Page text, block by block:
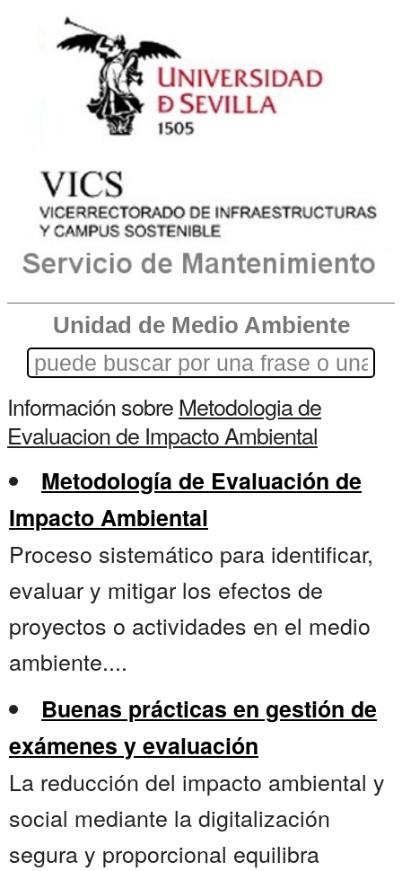
Unidad de Medio Ambiente
Información sobreMetodologia de
Evaluacion de Impacto Ambiental
Metodología de Evaluación de
Impacto Ambiental
Proceso sistemático para identificar,
evaluar y mitigar los efectos de
proyectos o actividades en el medio
ambiente....
Buenas prácticas en gestión de
exámenes y evaluación
La reducción del impacto ambiental y
social mediante la digitalización
segura y proporcional equilibra